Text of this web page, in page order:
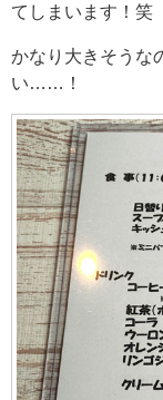
てしまいます！笑
かなり大きそうな
い……！